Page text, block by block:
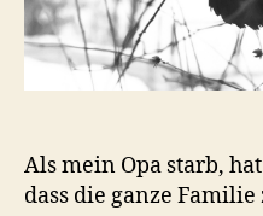
Als mein Opa starb,
dass die ganze